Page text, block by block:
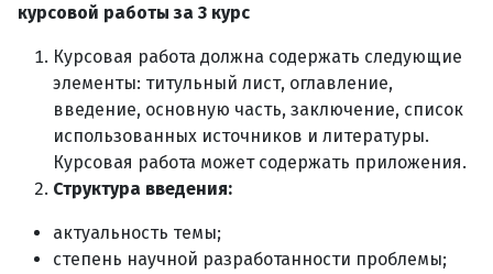
курсовой работы за 3 курс
Курсовая работа должна содержать следующие
элементы: титульный лист, оглавление,
введение, основную часть, заключение, список
использованных источников и литературы.
Курсовая работа может содержать приложения.
Структура введения:
актуальность темы;
степень научной разработанности проблемы;